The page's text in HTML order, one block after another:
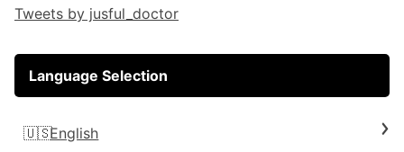
Tweets by jusful_doctor
Language Selection
English